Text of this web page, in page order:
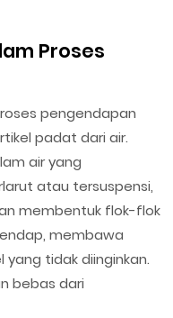
Proses
pengendapan
padat dari air.
air yang
atau tersuspensi,
membentuk flok-flok
membawa
tidak diinginkan.
bebas dari